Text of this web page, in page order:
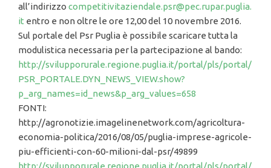
all’indirizzo competitivitaziendale.psr@pec.rupar.puglia.
it entro e non oltre le ore 12,00 del 10 novembre 2016.
Sul portale del Psr Puglia è possibile scaricare tutta la
modulistica necessaria per la partecipazione al bando:
http://svilupporurale.regione.puglia.it/portal/pls/portal/
PSR_PORTALE.DYN_NEWS_VIEW.show?
p_arg_names=id_news&p_arg_values=658
FONTI:
http://agronotizie.imagelinenetwork.com/agricoltura-
economia-politica/2016/08/05/puglia-imprese-agricole-
piu-efficienti-con-60-milioni-dal-psr/49899
http://svilupporurale.regione.puglia.it/portal/pls/portal/